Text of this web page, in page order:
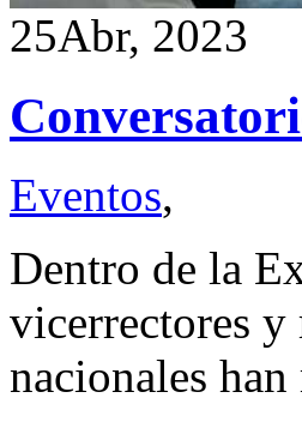
25Abr, 2023
Eventos,
Dentro de la
vicerrectores y
nacionales